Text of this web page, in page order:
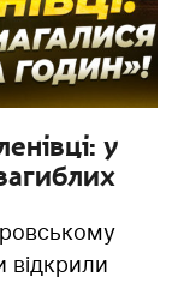
у
відкрили